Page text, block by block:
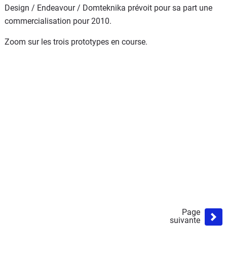
Design / Endeavour / Domteknika prévoit pour sa part une
commercialisation pour 2010.
Zoom sur les trois prototypes en course.
Page
suivante